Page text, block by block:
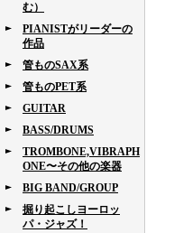
む）
PIANISTがリーダーの
作品
管ものSAX系
管ものPET系
GUITAR
BASS/DRUMS
TROMBONE,VIBRAPH
ONE〜その他の楽器
BIG BAND/GROUP
掘り起こしヨーロッ
パ・ジャズ！